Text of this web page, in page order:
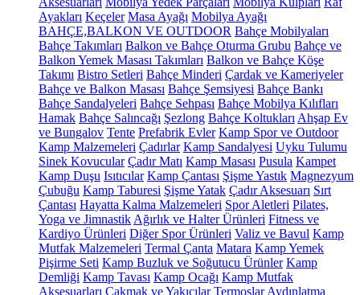
Ayakları Keçeler Masa Ayağı Mobilya Ayağı
BAHÇE,BALKON VE OUTDOOR Bahçe Mobilyaları
Bahçe Takımları Balkon ve Bahçe Oturma Grubu Bahçe ve
Balkon Yemek Masası Takımları Balkon ve Bahçe Köşe
Takımı Bistro Setleri Bahçe Minderi Çardak ve Kameriyeler
Bahçe ve Balkon Masası Bahçe Şemsiyesi Bahçe Bankı
Bahçe Sandalyeleri Bahçe Sehpası Bahçe Mobilya Kılıfları
Hamak Bahçe Salıncağı Şezlong Bahçe Koltukları Ahşap Ev
ve Bungalov Tente Prefabrik Evler Kamp Spor ve Outdoor
Kamp Malzemeleri Çadırlar Kamp Sandalyesi Uyku Tulumu
Sinek Kovucular Çadır Matı Kamp Masası Pusula Kampet
Kamp Duşu Isıtıcılar Kamp Çantası Şişme Yastık Magnezyum
Çubuğu Kamp Taburesi Şişme Yatak Çadır Aksesuarı Sırt
Çantası Hayatta Kalma Malzemeleri Spor Aletleri Pilates,
Yoga ve Jimnastik Ağırlık ve Halter Ürünleri Fitness ve
Kardiyo Ürünleri Diğer Spor Ürünleri Valiz ve Bavul Kamp
Mutfak Malzemeleri Termal Çanta Matara Kamp Yemek
Pişirme Seti Kamp Buzluk ve Soğutucu Ürünler Kamp
Demliği Kamp Tavası Kamp Ocağı Kamp Mutfak
Aksesuarları Çakmak ve Yakıcılar Termoslar Aydınlatma